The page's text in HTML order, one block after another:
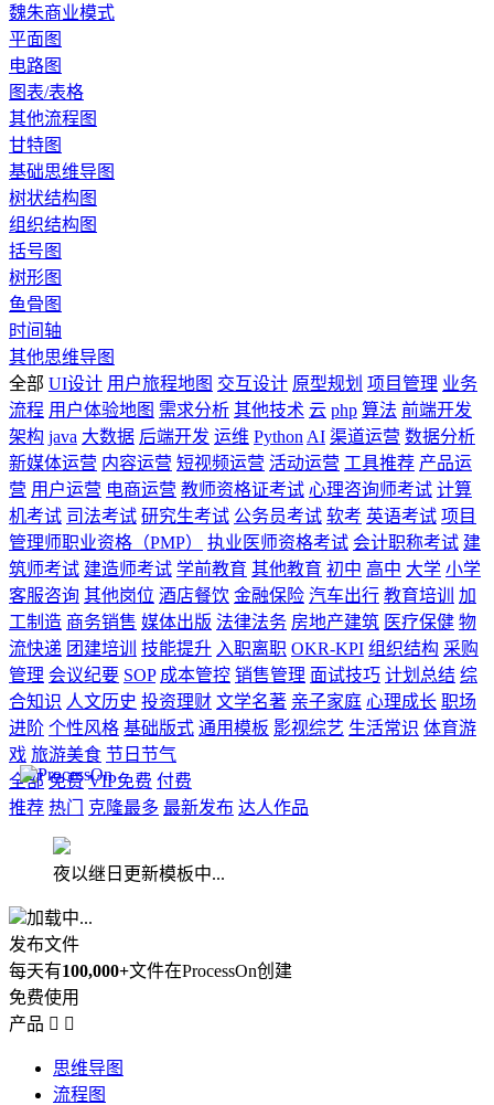
魏朱商业模式
平面图
电路图
图表/表格
其他流程图
甘特图
基础思维导图
树状结构图
组织结构图
括号图
树形图
鱼骨图
时间轴
其他思维导图
全部 UI设计 用户旅程地图 交互设计 原型规划 项目管理 业务
流程 用户体验地图 需求分析 其他技术 云 php 算法 前端开发
架构 java 大数据 后端开发 运维 Python AI 渠道运营 数据分析
新媒体运营 内容运营 短视频运营 活动运营 工具推荐 产品运
营 用户运营 电商运营 教师资格证考试 心理咨询师考试 计算
机考试 司法考试 研究生考试 公务员考试 软考 英语考试 项目
管理师职业资格（PMP）
执业医师资格考试 会计职称考试 建
筑师考试 建造师考试 学前教育 其他教育 初中 高中 大学 小学
客服咨询 其他岗位 酒店餐饮 金融保险 汽车出行 教育培训
加
工制造 商务销售 媒体出版 法律法务 房地产建筑 医疗保健 物
流快递 团建培训 技能提升 入职离职 OKR-KPI 组织结构 采购
管理 会议纪要 SOP 成本管控 销售管理 面试技巧 计划总结 综
合知识 人文历史 投资理财 文学名著 亲子家庭 心理成长 职场
进阶 个性风格 基础版式 通用模板 影视综艺 生活常识 体育游
戏 旅游美食 节日节气
全部 免费 VIP免费 付费
推荐 热门 克隆最多 最新发布 达人作品
夜以继日更新模板中...
加载中...
发布文件
每天有100,000+文件在ProcessOn创建
免费使用
产品  
思维导图
流程图